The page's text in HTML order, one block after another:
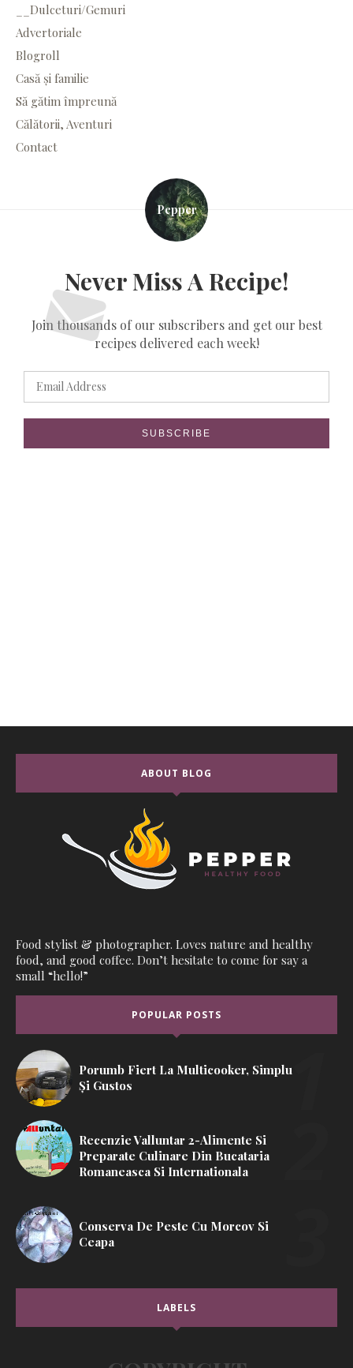
__Dulceturi/Gemuri
Advertoriale
Blogroll
Casă și familie
Să gătim împreună
Călătorii, Aventuri
Contact
Pepper
Never Miss A Recipe!
Join thousands of our subscribers and get our best
recipes delivered each week!
ABOUT BLOG
Food stylist & photographer. Loves nature and healthy
food, and good coffee. Don’t hesitate to come for say a
small “hello!”
POPULAR POSTS
Porumb Fiert La Multicooker, Simplu
Și Gustos
Recenzie Valluntar 2-Alimente Si
Preparate Culinare Din Bucataria
Romaneasca Si Internationala
Conserva De Peste Cu Morcov Si
Ceapa
LABELS